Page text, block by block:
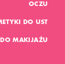
OCZU
DO UST
MAKIJAŻU